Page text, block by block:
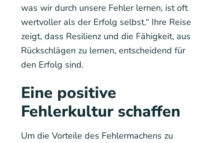
was wir durch unsere Fehler lernen, ist oft
wertvoller als der Erfolg selbst.“ Ihre Reise
zeigt, dass Resilienz und die Fähigkeit, aus
Rückschlägen zu lernen, entscheidend für
den Erfolg sind.
Eine positive
Fehlerkultur schaffen
Um die Vorteile des Fehlermachens zu